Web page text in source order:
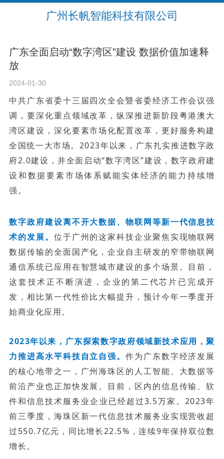
广州长帆智能科技有限公司
广东全面启动“数字湾区”建设 数据价值加速释
放
2024-01-30
中共广东省委十三届四次全会暨省委经济工作会议强
调，要深化重点领域改革，纵深推进新阶段粤港澳大
湾区建设，深化要素市场化配置改革，更好服务构建
全国统一大市场。2023年以来，广东扎实推进数字政
府2.0建设，并全面启动“数字湾区”建设，数字政府建
设和数据要素市场体系赋能实体经济的能力持续增
强。
数字政府建设离不开大数据、物联网等新一代信息技
术的发展。 位于广州的这家科技企业聚焦实现物联网
数据传输的全面国产化，企业自主研发的窄带物联网
通信系统已应用在智慧城市建设的多个场景。目前，
这套技术正不断演进，企业的第二代芯片已完成开
发，相比第一代性价比大幅提升，预计今年一季度开
始商业化应用。
2023年以来，广东探索数字政府领域新技术应用，聚
力推进高水平科技自立自强。作为广东数字经济发展
的核心地带之一，广州海珠区的人工智能、大数据等
前沿产业也正加快发展。 目前，区内的信息传输、软
件和信息技术服务业企业已经超过3.5万家。2023年
前三季度，海珠区新一代信息技术服务业实现营收超
过550.7亿元，同比增长22.5%，连续9年保持双位数
增长。